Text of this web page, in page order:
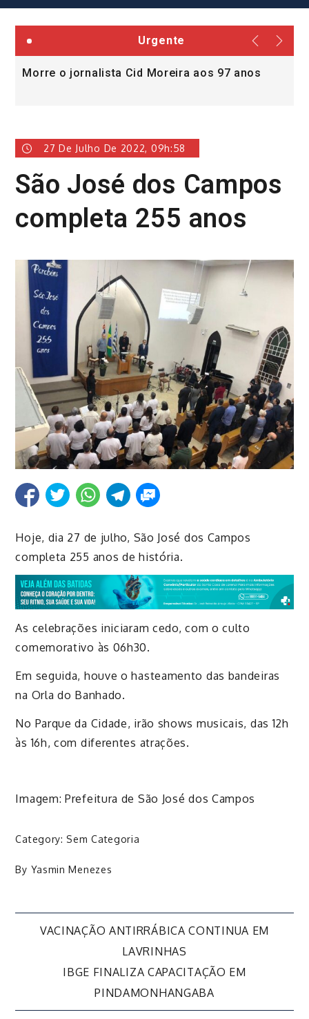
Urgente
Morre o jornalista Cid Moreira aos 97 anos
27 De Julho De 2022, 09h:58
São José dos Campos
completa 255 anos
Hoje, dia 27 de julho, São José dos Campos
completa 255 anos de história.
As celebrações iniciaram cedo, com o culto
comemorativo às 06h30.
Em seguida, houve o hasteamento das bandeiras
na Orla do Banhado.
No Parque da Cidade, irão shows musicais, das 12h
às 16h, com diferentes atrações.
Imagem: Prefeitura de São José dos Campos
Category: Sem Categoria
By Yasmin Menezes
Navegação
VACINAÇÃO ANTIRRÁBICA CONTINUA EM
LAVRINHAS
IBGE FINALIZA CAPACITAÇÃO EM
PINDAMONHANGABA